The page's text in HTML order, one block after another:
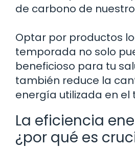
de carbono de
Optar por productos
temporada no solo
beneficioso para tu
también reduce la
energía utilizada en el
La eficiencia
¿por qué es